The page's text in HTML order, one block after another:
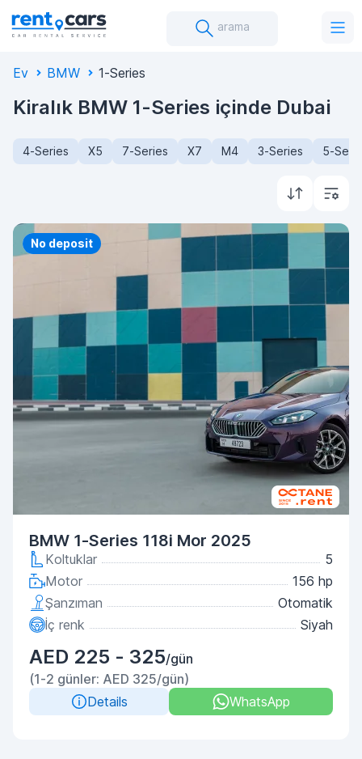
arama
Ev BMW 1-Series
Kiralık BMW 1-Series içinde Dubai
4-Series X5 7-Series X7 M4 3-Series 5-
Priority
No deposit
BMW 1-Series 118i Mor 2025
Koltuklar
5
Motor
156 hp
Şanzıman
Otomatik
İç renk
Siyah
AED 225 - 325/gün
(1-2 günler: AED 325/gün)
Details
WhatsApp